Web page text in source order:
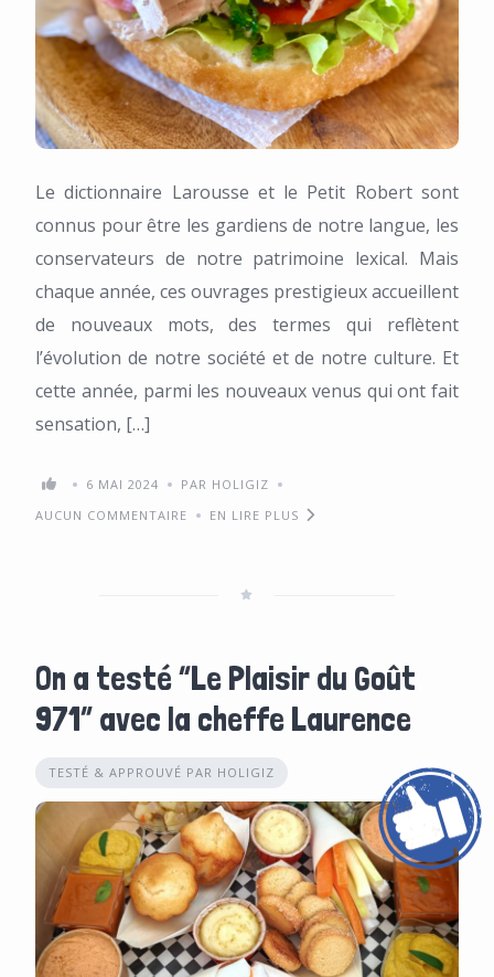
Le dictionnaire Larousse et le Petit Robert sont
connus pour être les gardiens de notre langue, les
conservateurs de notre patrimoine lexical. Mais
chaque année, ces ouvrages prestigieux accueillent
de nouveaux mots, des termes qui reflètent
l’évolution de notre société et de notre culture. Et
cette année, parmi les nouveaux venus qui ont fait
sensation, […]
6 MAI 2024
PAR HOLIGIZ
AUCUN COMMENTAIRE
EN LIRE PLUS
On a testé “Le Plaisir du Goût
971” avec la cheffe Laurence
TESTÉ & APPROUVÉ PAR HOLIGIZ